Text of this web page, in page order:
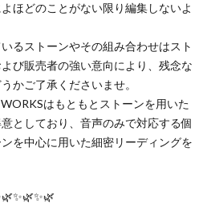
ほどのことがない限り編集しないよ
るストーンやその組み合わせはスト
び販売者の強い意向により、残念な
かご了承くださいませ。
はもともとストーンを用いた
としており、音声のみで対応する個
を中心に用いた細密リーディングを